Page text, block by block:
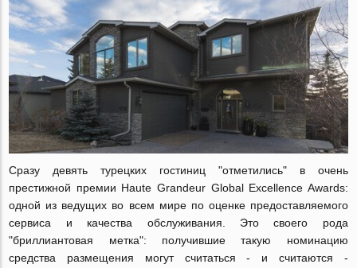
Сразу девять турецких гостиниц "отметились" в очень
престижной премии Haute Grandeur Global Excellence Awards:
одной из ведущих во всем мире по оценке предоставляемого
сервиса и качества обслуживания. Это своего рода
"бриллиантовая метка": получившие такую номинацию
средства размещения могут считаться - и считаются -